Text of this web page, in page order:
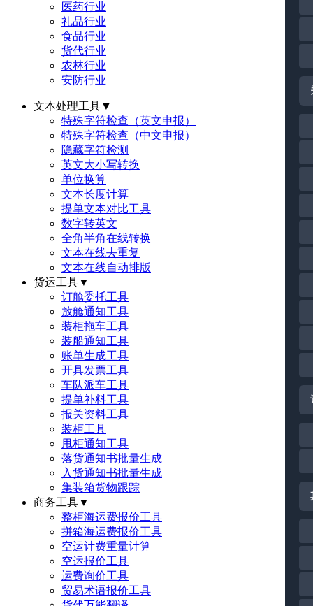
医药行业
礼品行业
食品行业
货代行业
农林行业
安防行业
文本处理工具▼
特殊字符检查（英文申报）
特殊字符检查（中文申报）
隐藏字符检测
英文大小写转换
单位换算
文本长度计算
提单文本对比工具
数字转英文
全角半角在线转换
文本在线去重复
文本在线自动排版
货运工具▼
订舱委托工具
放舱通知工具
装柜拖车工具
装船通知工具
账单生成工具
开具发票工具
车队派车工具
提单补料工具
报关资料工具
装柜工具
甩柜通知工具
落货通知书批量生成
入货通知书批量生成
集装箱货物跟踪
商务工具▼
整柜海运费报价工具
拼箱海运费报价工具
空运计费重量计算
空运报价工具
运费询价工具
贸易术语报价工具